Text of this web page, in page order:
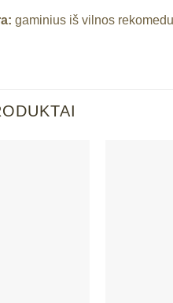
gaminius iš vilnos